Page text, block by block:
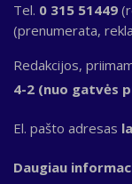
Tel. 0 315 51449
(prenumerata,
Redakcijos,
4-2 (nuo gatvės
El. pašto adresas
Daugiau